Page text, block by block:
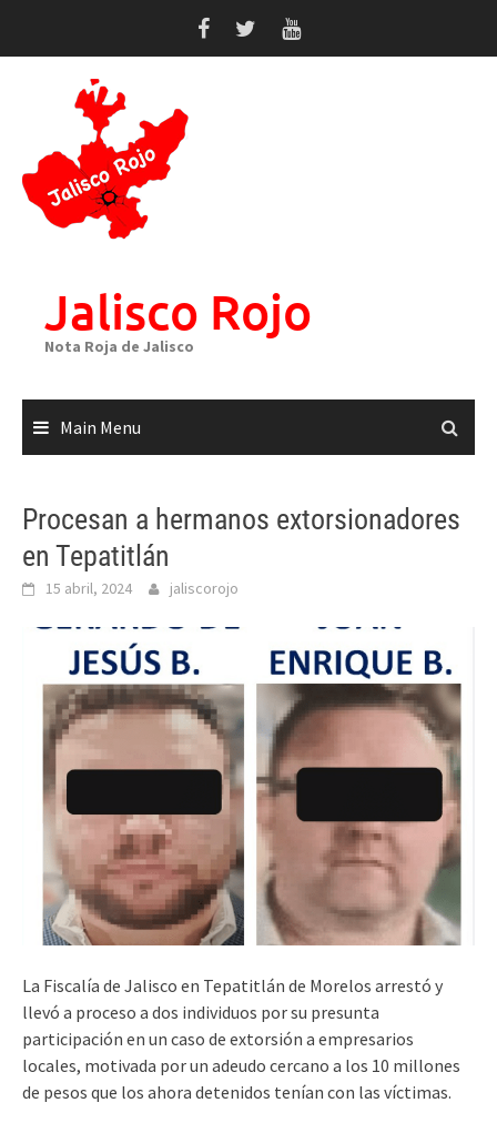
Jalisco Rojo
Nota Roja de Jalisco
Main Menu
Procesan a hermanos extorsionadores
en Tepatitlán
15 abril, 2024 jaliscorojo
La Fiscalía de Jalisco en Tepatitlán de Morelos arrestó y
llevó a proceso a dos individuos por su presunta
participación en un caso de extorsión a empresarios
locales, motivada por un adeudo cercano a los 10 millones
de pesos que los ahora detenidos tenían con las víctimas.